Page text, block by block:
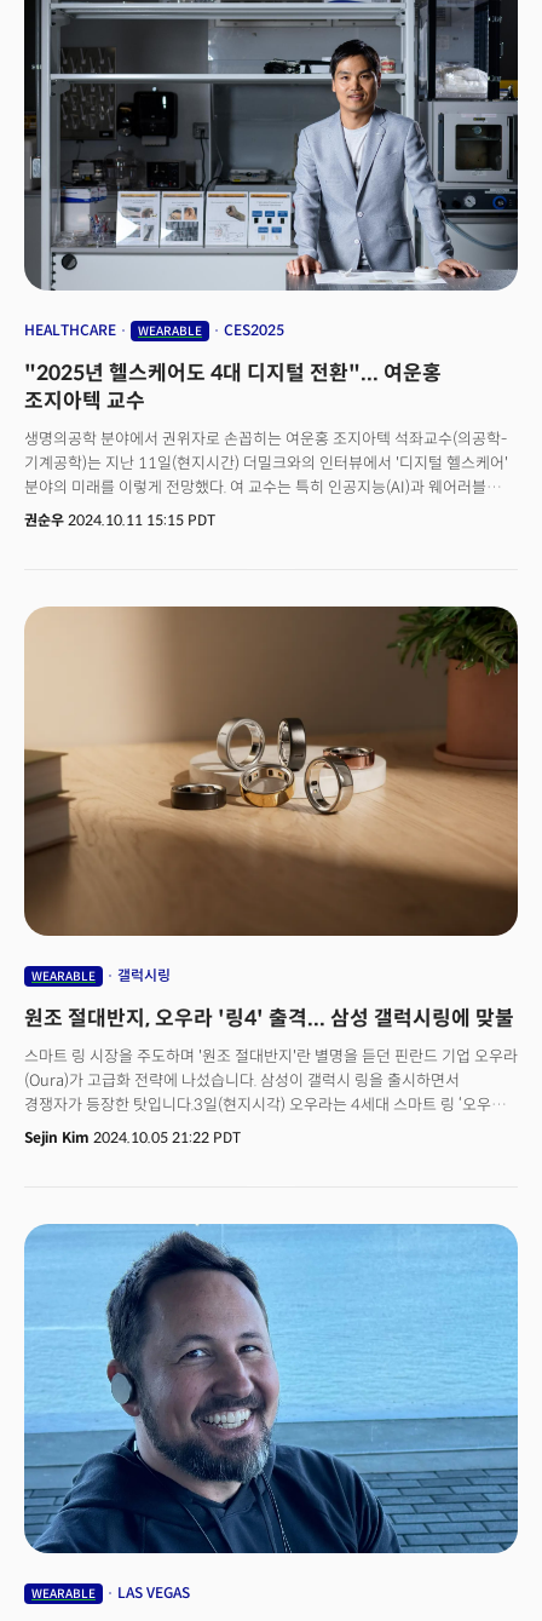
질을 개선하는 데 기여하고 싶다"고 말했다.AI 기술의 급격한 발전은 로봇
분야와 시너지를 내며 시장의 성장을 가속화하고 있다. 실제로 글로벌
시장조사기관 포춘 비즈니스 인사이트에 따르면, 전 세계 웨어러블 로봇
시장은 2030년까지 약 20조 원 규모로 성장할 것으로 전망된다.시장이
빠르게 확대됨에 따라 위로보틱스의 기술력 또한 더욱 주목받고 있다.
2021년에 설립된 위로보틱스는 20년 이상의 로봇 기술 연구 경험을 가진
전문가들로 구성되어 있다. ‘사람을 향한 기술로 삶의 질을 높인다’는 목표
아래, 웨어러블 로봇 메커니즘은 물론 제어, 센싱, 임상, 인증 분야에서도
뛰어난 기술력을 확보하고 있다.위로보틱스가 개발한 윔은 노년층과 환자는
물론, 하체 근력 강화와 안정적인 보행이 필요한 사람이라면 누구나 일상에서
활용할 수 있는 웨어러블 로봇으로, B2C 시장을 선도하고 있다.
HEALTHCARE WEARABLE CES2025
"2025년 헬스케어도 4대 디지털 전환"... 여운홍
조지아텍 교수
생명의공학 분야에서 권위자로 손꼽히는 여운홍 조지아텍 석좌교수(의공학-
기계공학)는 지난 11일(현지시간) 더밀크와의 인터뷰에서 '디지털 헬스케어'
분야의 미래를 이렇게 전망했다. 여 교수는 특히 인공지능(AI)과 웨어러블
기기, 클라우드 컴퓨팅, 나노기술과 같은 첨단 기술이 융합하면서 의료 현장이
분당 서울대병원, 연세대, 고려대 겸임교수를 맡고 있으며, 피어리뷰된 출판
논문만 160여 편을 넘을 정도로 왕성한 연구활동을 이어가고 있다.여운홍
교수는 2025년 디지털 헬스케어 분야에서 ▲환자의 건강 데이터 소유권 ▲
디지털 임상의 권한 강화 ▲의료기술이 주도하는 헬스케어 ▲디지털화된
건강 데이터 소유권에 대해 그는 "기술이 단순히 의료 서비스를 개선하는 것을
넘어, 환자가 자신의 건강을 보다 적극적으로 관리하는 시대가 열리고 있다"고
분석했다. AI와 웨어러블 기기를 통해 실시간으로 개인별 건강 데이터를 수집,
질병을 예방하고 관리하는데중요한 역할을 하게 될 것이라고 그는 강조했다.
의료진에게도 이런 기술의 발전은 환자에게 더욱 적확한 의료 서비스를
제공할 수 있는 기반이 될 것이라고 내다봤다. 여 교수는 "클라우드 컴퓨팅과
5G 기술은 의료 데이터를 신속하고 안전하게 처리하는 데 필수적인 기술로
가능하게 한다. 이러한 기술이 임상의들에게 훨씬 개인화된 맞춤 의료를
예측 알고리즘, 의료 이미지 처리 기술을 개발하는 기업들이 헬스케어의
서비스의 효율성과 정확도를 높이는 데 기여할 것이라는 기대다.여운홍
교수는 “의료기술을 개발하는 기업들이 헬스케어의 방향을 이끌고 있다”며
“정교한 데이터와 소프트웨어 도구를 통해 의료 전문가의 판단을 지원하고,
치료의 정확도를 높이는 혁신이 이루어질 것”이라고 설명했다.마지막으로,
헬스케어 분야의 디지털화된 공급망 관리에서 업그레이드가 이루어질
것이라고 전망했다. 그는 "발전된 기술 덕분에 헬스케어 공급망은 더 많은
👉 CES 대구 참가신청하기
권순우 2024.10.11 15:15 PDT
WEARABLE 갤럭시링
원조 절대반지, 오우라 '링4' 출격... 삼성 갤럭시링에 맞불
스마트 링 시장을 주도하며 '원조 절대반지'란 별명을 듣던 핀란드 기업 오우라
(Oura)가 고급화 전략에 나섰습니다. 삼성이 갤럭시 링을 출시하면서
경쟁자가 등장한 탓입니다.3일(현지시각) 오우라는 4세대 스마트 링 ‘오우라
링(Oura Ring) 4’를 공개했습니다. 오우라 링 4는 이전 모델에 비해 향상된
센서, 고도화된 알고리즘, 세련된 디자인, 늘어난 배터리 수명 등 고급화에
‘스마트 센싱’ 플랫폼이 특징입니다. 움직임을 위한 가속도계, 심박수와
호흡수를 측정하는 녹색, 빨간색 및 적외선 LED, 온도 센서, 혈중 산소 수치
측정 센서도 포함됐죠.디자인에도 신경을 썼습니다. 가볍고 내구성 있는
티타늄 소재로 만들어 일반 반지와 무게가 동일합니다. 12가지 사이즈와
검정색, 골드, 로즈 골드, 실버, 브러시드 실버, 그레이 등 6가지 색상이 있죠.
돌출형이었던 오우라 링 3의 센서와 달리 오우리 링 4의 센서는 평면형으로,
더 편안하고 매끄러운 내부를 제공합니다. 배터리는 한번 충전으로 최대
8일까지 사용할 수 있다고 합니다. 사용자가 새로운 기능을 테스트할 수 있는
오우라 앱 ‘오우라 랩스(Oura Labs)’는 아이폰에 이어 안드로이드 기기에서도
지원하죠. 현재 선주문이 가능하며 10월15일 배송을 시작할 예정입니다.
Sejin Kim 2024.10.05 21:22 PDT
WEARABLE LAS VEGAS